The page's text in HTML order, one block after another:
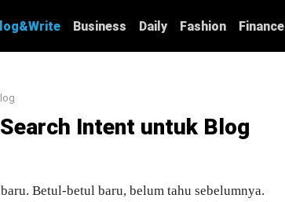
Business Daily Fashion Finance
Intent untuk Blog
Betul-betul baru, belum tahu sebelumnya.